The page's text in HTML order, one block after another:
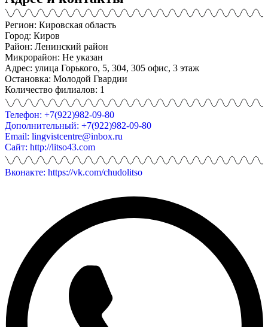
Регион: Кировская область
Город: Киров
Район: Ленинский район
Микрорайон: Не указан
Адрес: улица Горького, 5, 304, 305 офис, 3 этаж
Остановка: Молодой Гвардии
Количество филиалов: 1
Телефон: +7(922)982-09-80
Дополнительный: +7(922)982-09-80
Email: lingvistcentre@inbox.ru
Сайт: http://litso43.com
Вконакте: https://vk.com/chudolitso